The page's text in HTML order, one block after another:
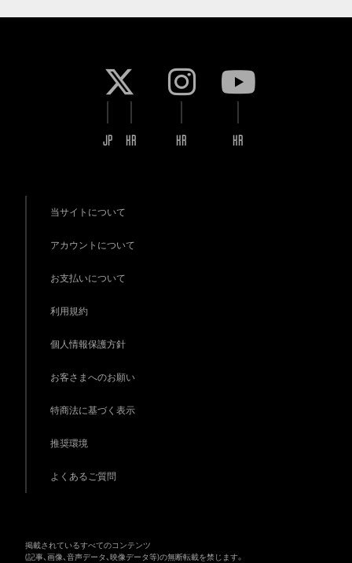
JP KR KR KR
当サイトについて
アカウントについて
お支払いについて
利用規約
個人情報保護方針
お客さまへのお願い
特商法に基づく表示
推奨環境
よくあるご質問
掲載されているすべてのコンテンツ
(記事、画像、音声データ、映像データ等)の無断転載を禁じます。